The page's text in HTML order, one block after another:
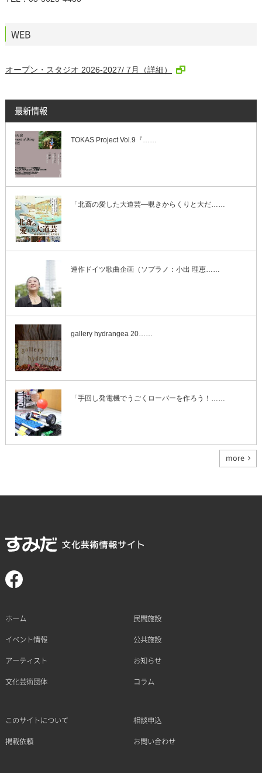
WEB
オープン・スタジオ 2026-2027/ 7月（詳細）
最新情報
TOKAS Project Vol.9『……
「北斎の愛した大道芸―覗きからくりと大だ……
連作ドイツ歌曲企画（ソプラノ：小出 理恵……
gallery hydrangea 20……
「手回し発電機でうごくローバーを作ろう！……
more
ホーム
イベント情報
アーティスト
文化芸術団体
民間施設
公共施設
お知らせ
コラム
このサイトについて
掲載依頼
相談申込
お問い合わせ